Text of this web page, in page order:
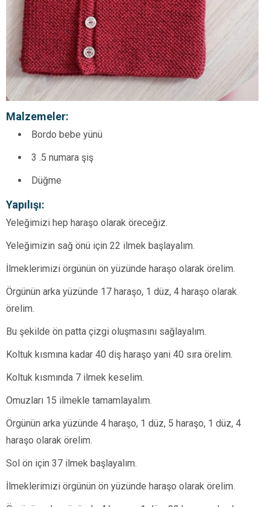
Malzemeler:
Bordo bebe yünü
3 .5 numara şiş
Düğme
Yapılışı:
Yeleğimizi hep haraşo olarak öreceğiz.
Yeleğimizin sağ önü için 22 ilmek başlayalım.
İlmeklerimizi örgünün ön yüzünde haraşo olarak örelim.
Örgünün arka yüzünde 17 haraşo, 1 düz, 4 haraşo olarak
örelim.
Bu şekilde ön patta çizgi oluşmasını sağlayalım.
Koltuk kısmına kadar 40 diş haraşo yani 40 sıra örelim.
Koltuk kısmında 7 ilmek keselim.
Omuzları 15 ilmekle tamamlayalım.
Örgünün arka yüzünde 4 haraşo, 1 düz, 5 haraşo, 1 düz, 4
haraşo olarak örelim.
Sol ön için 37 ilmek başlayalım.
İlmeklerimizi örgünün ön yüzünde haraşo olarak örelim.